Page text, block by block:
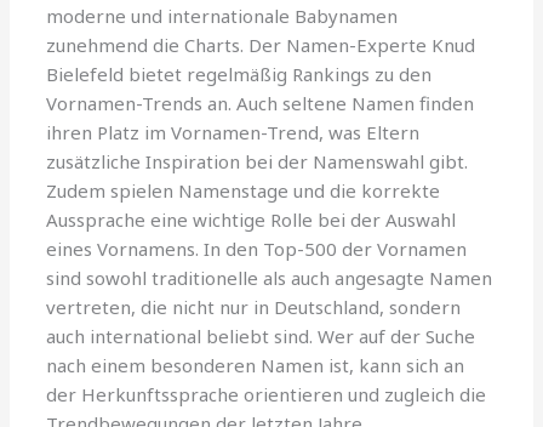
moderne und internationale Babynamen
zunehmend die Charts. Der Namen-Experte Knud
Bielefeld bietet regelmäßig Rankings zu den
Vornamen-Trends an. Auch seltene Namen finden
ihren Platz im Vornamen-Trend, was Eltern
zusätzliche Inspiration bei der Namenswahl gibt.
Zudem spielen Namenstage und die korrekte
Aussprache eine wichtige Rolle bei der Auswahl
eines Vornamens. In den Top-500 der Vornamen
sind sowohl traditionelle als auch angesagte Namen
vertreten, die nicht nur in Deutschland, sondern
auch international beliebt sind. Wer auf der Suche
nach einem besonderen Namen ist, kann sich an
der Herkunftssprache orientieren und zugleich die